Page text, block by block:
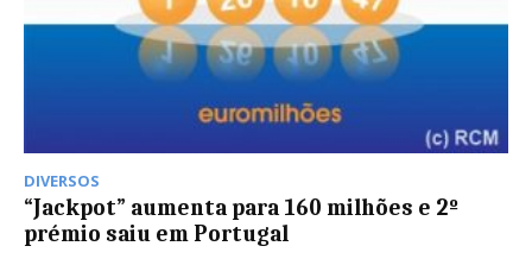
DIVERSOS
“Jackpot” aumenta para 160 milhões e 2º
prémio saiu em Portugal